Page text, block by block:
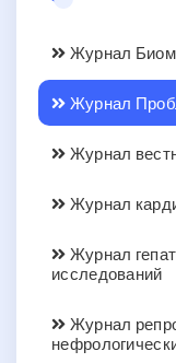
Журнал
Журнал
Журнал
Журнал
Журнал
исследований
Журнал